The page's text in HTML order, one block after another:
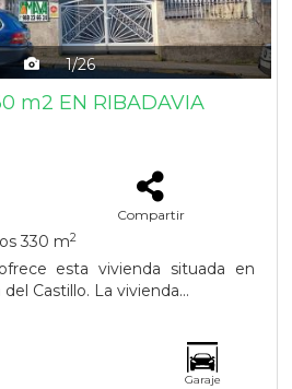
1/26
m2 EN RIBADAVIA
Compartir
330 m2
esta vivienda situada en
Castillo. La vivienda...
Garaje